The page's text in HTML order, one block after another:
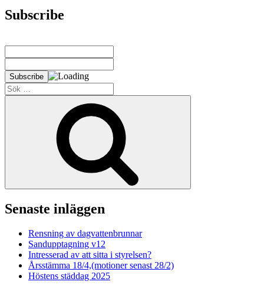
Subscribe
Sök
efter:
Senaste inläggen
Rensning av dagvattenbrunnar
Sandupptagning v12
Intresserad av att sitta i styrelsen?
Årsstämma 18/4,(motioner senast 28/2)
Höstens städdag 2025